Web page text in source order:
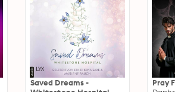
Saved Dreams -
Pray